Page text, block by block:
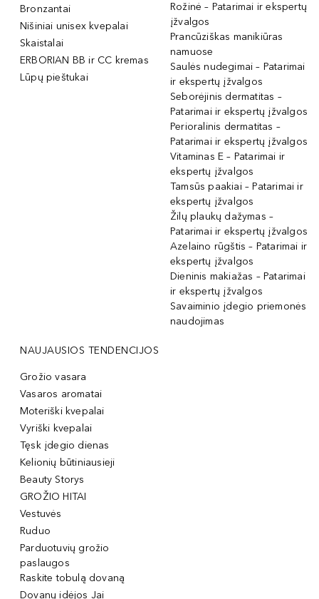
Bronzantai
Nišiniai unisex kvepalai
Skaistalai
ERBORIAN BB ir CC kremas
Lūpų pieštukai
Rožinė – Patarimai ir ekspertų
įžvalgos
Prancūziškas manikiūras
namuose
Saulės nudegimai – Patarimai
ir ekspertų įžvalgos
Seborėjinis dermatitas –
Patarimai ir ekspertų įžvalgos
Perioralinis dermatitas –
Patarimai ir ekspertų įžvalgos
Vitaminas E – Patarimai ir
ekspertų įžvalgos
Tamsūs paakiai – Patarimai ir
ekspertų įžvalgos
Žilų plaukų dažymas –
Patarimai ir ekspertų įžvalgos
Azelaino rūgštis – Patarimai ir
ekspertų įžvalgos
Dieninis makiažas – Patarimai
ir ekspertų įžvalgos
Savaiminio įdegio priemonės
naudojimas
NAUJAUSIOS TENDENCIJOS
Grožio vasara
Vasaros aromatai
Moteriški kvepalai
Vyriški kvepalai
Tęsk įdegio dienas
Kelionių būtiniausieji
Beauty Storys
GROŽIO HITAI
Vestuvės
Ruduo
Parduotuvių grožio
paslaugos
Raskite tobulą dovaną
Dovanų idėjos Jai